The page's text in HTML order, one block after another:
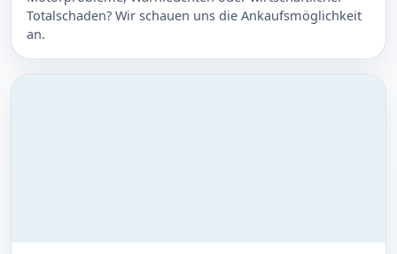
Totalschaden? Wir schauen uns die Ankaufsmöglichkeit
an.